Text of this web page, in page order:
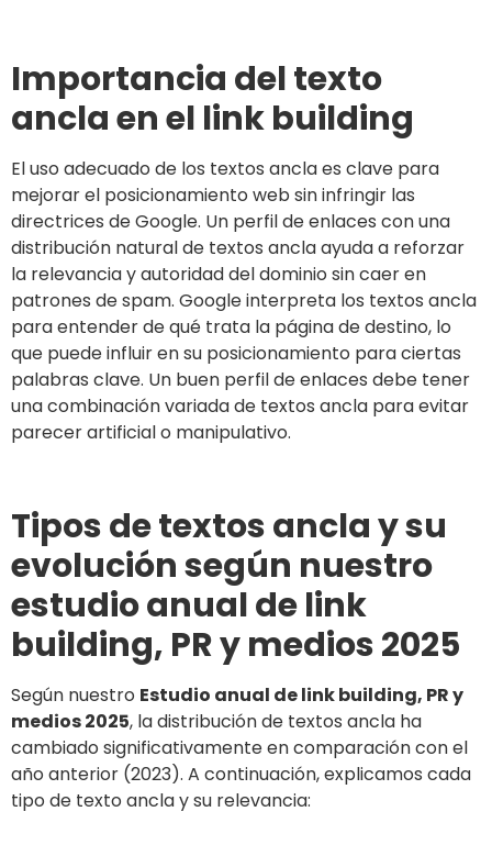
Importancia del texto
ancla en el link building
El uso adecuado de los textos ancla es clave para
mejorar el posicionamiento web sin infringir las
directrices de Google. Un perfil de enlaces con una
distribución natural de textos ancla ayuda a reforzar
la relevancia y autoridad del dominio sin caer en
patrones de spam. Google interpreta los textos ancla
para entender de qué trata la página de destino, lo
que puede influir en su posicionamiento para ciertas
palabras clave. Un buen perfil de enlaces debe tener
una combinación variada de textos ancla para evitar
parecer artificial o manipulativo.
Tipos de textos ancla y su
evolución según nuestro
estudio anual de link
building, PR y medios 2025
Según nuestro Estudio anual de link building, PR y
medios 2025, la distribución de textos ancla ha
cambiado significativamente en comparación con el
año anterior (2023). A continuación, explicamos cada
tipo de texto ancla y su relevancia: